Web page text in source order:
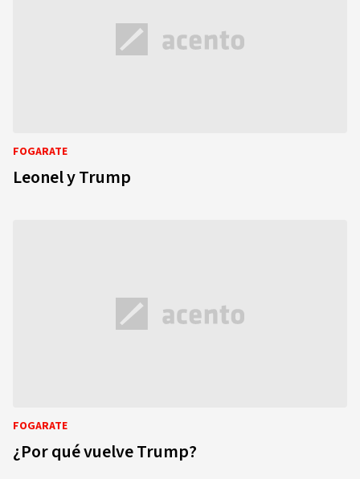
FOGARATE
Leonel y Trump
FOGARATE
¿Por qué vuelve Trump?